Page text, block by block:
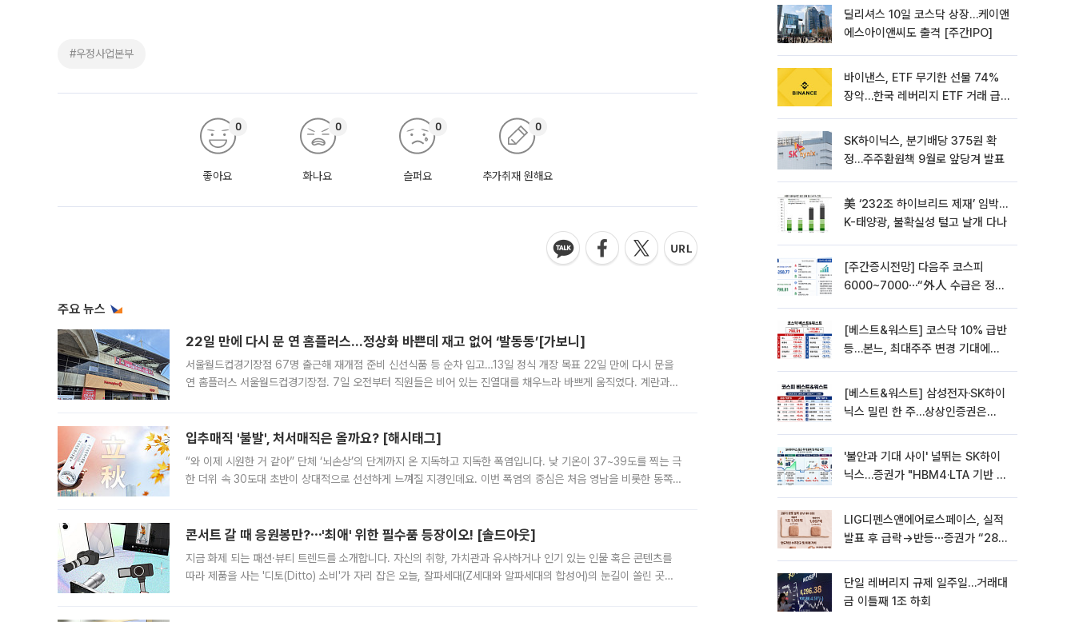
#우정사업본부
좋아요
0
화나요
0
슬퍼요
0
추가취재 원해요
0
주요 뉴스
22일 만에 다시 문 연 홈플러스…정상화 바쁜데 재고 없어 ‘발동동’[가보니]
서울월드컵경기장점 67명 출근해 재개점 준비 신선식품 등 순차 입고…13일 정식 개장 목표 22일 만에 다시 문을
연 홈플러스 서울월드컵경기장점. 7일 오전부터 직원들은 비어 있는 진열대를 채우느라 바쁘게 움직였다. 계란과
입추매직 '불발', 처서매직은 올까요? [해시태그]
“와 이제 시원한 거 같아” 단체 ‘뇌손상’의 단계까지 온 지독하고 지독한 폭염입니다. 낮 기온이 37~39도를 찍는 극
한 더위 속 30도대 초반이 상대적으로 선선하게 느껴질 지경인데요. 이번 폭염의 중심은 처음 영남을 비롯한 동쪽
콘서트 갈 때 응원봉만?⋯'최애' 위한 필수품 등장이오! [솔드아웃]
지금 화제 되는 패션·뷰티 트렌드를 소개합니다. 자신의 취향, 가치관과 유사하거나 인기 있는 인물 혹은 콘텐츠를
따라 제품을 사는 '디토(Ditto) 소비'가 자리 잡은 오늘, 잘파세대(Z세대와 알파세대의 합성어)의 눈길이 쏠린 곳은
딜리셔스 10일 코스닥 상장…케이앤
에스아이앤씨도 출격 [주간IPO]
바이낸스, ETF 무기한 선물 74%
장악…한국 레버리지 ETF 거래 급
SK하이닉스, 분기배당 375원 확
정…주주환원책 9월로 앞당겨 발표
美 ‘232조 하이브리드 제재’ 임박…
K-태양광, 불확실성 털고 날개 다나
[주간증시전망] 다음주 코스피
6000~7000⋯“外人 수급은 정책
[베스트&워스트] 코스닥 10% 급반
등…본느, 최대주주 변경 기대에
[베스트&워스트] 삼성전자·SK하이
닉스 밀린 한 주…상상인증권은
'불안과 기대 사이' 널뛰는 SK하이
닉스…증권가 "HBM4·LTA 기반 펀
LIG디펜스앤에어로스페이스, 실적
발표 후 급락→반등⋯증권가 “28년
단일 레버리지 규제 일주일…거래대
금 이틀째 1조 하회